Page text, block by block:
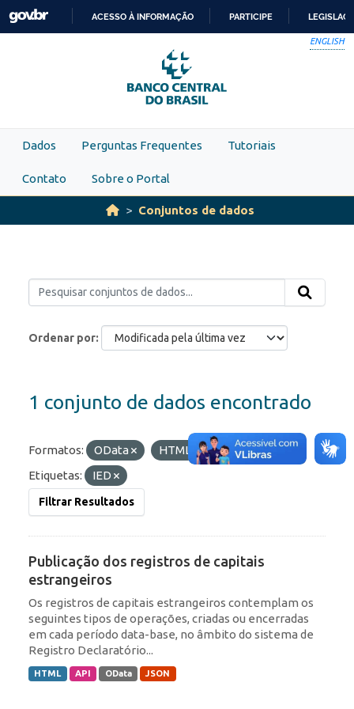
Skip to main content
PARA
O
CONTEÚDO
ACESSO À INFORMAÇÃO PARTICIPE
ENGLISH
Dados Perguntas Frequentes Tutoriais
Contato Sobre o Portal
Conjuntos de dados
Ordenar por
1 conjunto de dados encontrado
Formatos: OData HTML
JSON
Etiquetas:
IED
Filtrar Resultados
Publicação dos registros de capitais
estrangeiros
Os registros de capitais estrangeiros contemplam os
seguintes tipos de operações, criadas ou encerradas
em cada período data-base, no âmbito do sistema de
Registro Declaratório...
HTML API OData JSON